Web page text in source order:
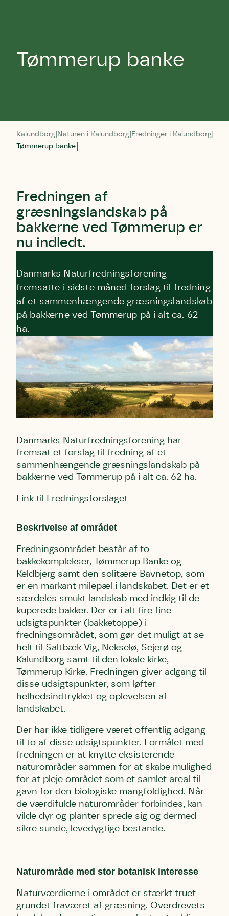
Tømmerup banke
Kalundborg Naturen i Kalundborg Fredninger i Kalundborg
Tømmerup banke
Fredningen af
græsningslandskab på
bakkerne ved Tømmerup er
nu indledt.
Danmarks Naturfredningsforening
fremsatte i sidste måned forslag til fredning
af et sammenhængende græsningslandskab
på bakkerne ved Tømmerup på i alt ca. 62
ha.
Danmarks Naturfredningsforening har
fremsat et forslag til fredning af et
sammenhængende græsningslandskab på
bakkerne ved Tømmerup på i alt ca. 62 ha.
Link til Fredningsforslaget
Beskrivelse af området
Fredningsområdet består af to
bakkekomplekser, Tømmerup Banke og
Keldbjerg samt den solitære Bavnetop, som
er en markant milepæl i landskabet. Det er et
særdeles smukt landskab med indkig til de
kuperede bakker. Der er i alt fire fine
udsigtspunkter (bakketoppe) i
fredningsområdet, som gør det muligt at se
helt til Saltbæk Vig, Nekselø, Sejerø og
Kalundborg samt til den lokale kirke,
Tømmerup Kirke. Fredningen giver adgang til
disse udsigtspunkter, som løfter
helhedsindtrykket og oplevelsen af
landskabet.
Der har ikke tidligere været offentlig adgang
til to af disse udsigtspunkter. Formålet med
fredningen er at knytte eksisterende
naturområder sammen for at skabe mulighed
for at pleje området som et samlet areal til
gavn for den biologiske mangfoldighed. Når
de værdifulde naturområder forbindes, kan
vilde dyr og planter sprede sig og dermed
sikre sunde, levedygtige bestande.
Naturområde med stor botanisk interesse
Naturværdierne i området er stærkt truet
grundet fraværet af græsning. Overdrevets
Skriv under (hjørring)
Sund Limfjord
Storken tilbage til Kolding